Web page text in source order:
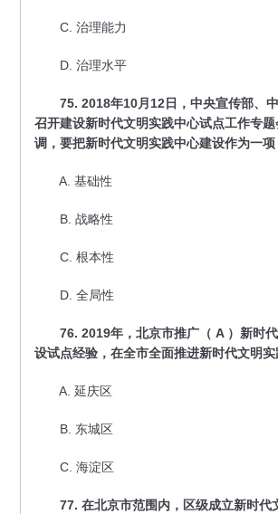
C. 治理能力
D. 治理水平
75. 2018年10月12日，中央宣传部、
召开建设新时代文明实践中心试点工作专
调，要把新时代文明实践中心建设作为一项
A. 基础性
B. 战略性
C. 根本性
D. 全局性
76. 2019年，北京市推广（ A ）新时
设试点经验，在全市全面推进新时代文明实
A. 延庆区
B. 东城区
C. 海淀区
77. 在北京市范围内，区级成立新时代